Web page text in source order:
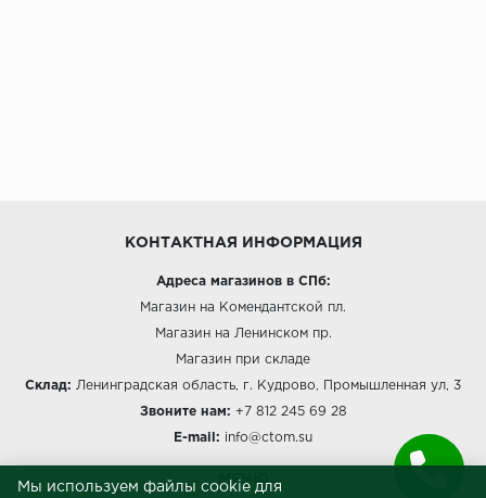
КОНТАКТНАЯ ИНФОРМАЦИЯ
Адреса магазинов в СПб:
Магазин на Комендантской пл.
Магазин на Ленинском пр.
Магазин при складе
Склад: Ленинградская область, г. Кудрово, Промышленная ул, 3
Звоните нам: +7 812 245 69 28
E-mail: info@ctom.su
МЕНЮ
Мы используем файлы cookie для